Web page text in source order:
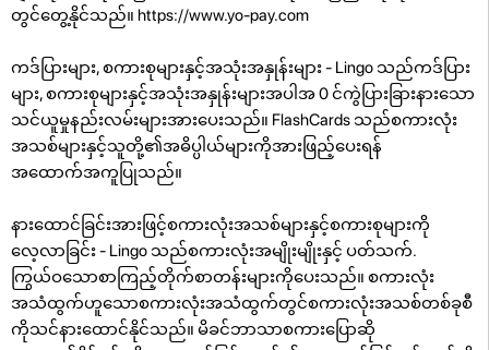
တွင်တွေ့နိုင်သည်။ https://www.yo-pay.com
ကဒ်ပြားများ, စကားစုများနှင့်အသုံးအနှုန်းများ - Lingo သည်ကဒ်ပြား
များ, စကားစုများနှင့်အသုံးအနှုန်းများအပါအ 0 င်ကွဲပြားခြားနားသော
သင်ယူမှုနည်းလမ်းများအားပေးသည်။ FlashCards သည်စကားလုံး
အသစ်များနှင့်သူတို့၏အဓိပ္ပါယ်များကိုအားဖြည့်ပေးရန်
အထောက်အကူပြုသည်။
နားထောင်ခြင်းအားဖြင့်စကားလုံးအသစ်များနှင့်စကားစုများကို
လေ့လာခြင်း - Lingo သည်စကားလုံးအမျိုးမျိုးနှင့် ပတ်သက်.
ကြွယ်ဝသောစာကြည့်တိုက်စာတန်းများကိုပေးသည်။ စကားလုံး
အသံထွက်ဟူသောစကားလုံးအသံထွက်တွင်စကားလုံးအသစ်တစ်ခုစီ
ကိုသင်နားထောင်နိုင်သည်။ မိခင်ဘာသာစကားပြောဆို